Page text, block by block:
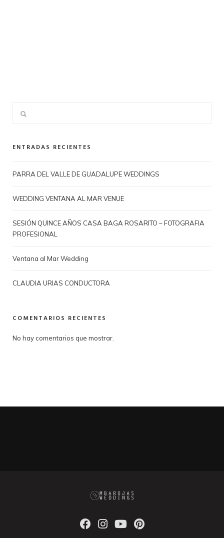
ENTRADAS RECIENTES
PARRA DEL VALLE DE GUADALUPE WEDDINGS
WEDDING VENTANA AL MAR VENUE
SESIÓN QUINCE AÑOS CASA BAGA ROSARITO – FOTOGRAFIA
PROFESIONAL
Ventana al Mar Wedding
CLAUDIA URIAS CONDUCTORA
COMENTARIOS RECIENTES
No hay comentarios que mostrar.